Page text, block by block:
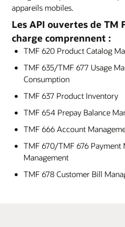
appareils mobiles.
Les API ouvertes de TM
charge comprennent :
TMF 620 Product Catalog
TMF 635/TMF 677 Usage
Consumption
TMF 637 Product Inventory
TMF 654 Prepay Balance
TMF 666 Account
TMF 670/TMF 676
Management
TMF 678 Customer Bill